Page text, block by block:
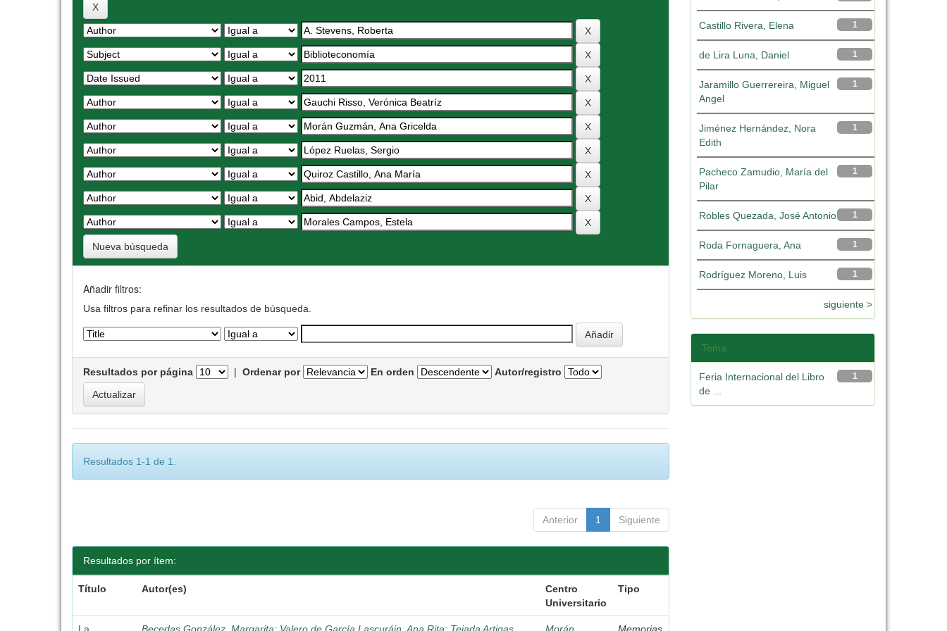
Nueva búsqueda
Añadir filtros:
Usa filtros para refinar los resultados de búsqueda.
Resultados por página | Ordenar por En orden Autor/registro
Resultados 1-1 de 1.
Anterior 1 Siguiente
Resultados por ítem:
Título Autor(es)
Centro
Universitario
Tipo
1
Castillo Rivera, Elena
1
de Lira Luna, Daniel
1
Jaramillo Guerrereira, Miguel
Angel
1
Jiménez Hernández, Nora
Edith
1
Pacheco Zamudio, María del
Pilar
1
Robles Quezada, José Antonio
1
Roda Fornaguera, Ana
1
Rodríguez Moreno, Luis
siguiente >
Tema
1
Feria Internacional del Libro
de ...